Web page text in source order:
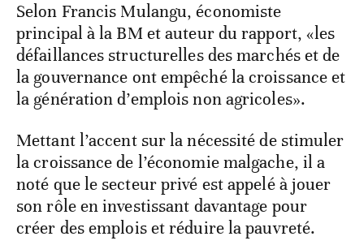
Selon Francis Mulangu, économiste
principal à la BM et auteur du rapport, «les
défaillances structurelles des marchés et de
la gouvernance ont empêché la croissance et
la génération d’emplois non agricoles».
Mettant l’accent sur la nécessité de stimuler
la croissance de l’économie malgache, il a
noté que le secteur privé est appelé à jouer
son rôle en investissant davantage pour
créer des emplois et réduire la pauvreté.